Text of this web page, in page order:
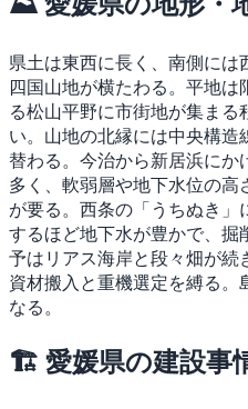
県土は東西に長く、南側には
四国山地が横たわる。平地は
る松山平野に市街地が集ま
い。山地の北縁には中央構造
替わる。今治から新居浜に
多く、軟弱層や地下水位の
が要る。西条の「うちぬき
するほど地下水が豊かで、
予はリアス海岸と段々畑が
資材搬入と重機選定を縛る
なる。
🏗 愛媛県の建設事